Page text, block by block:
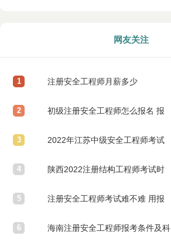
网友关注
1 注册安全工程师月薪多少
2 初级注册安全工程师怎么报名 报
考流程是什么
3 2022年江苏中级安全工程师考试
报名时间
4 陕西2022注册结构工程师考试时
间安排
5 注册安全工程师考试难不难 用报
班学吗
6 海南注册安全工程师报考条件及科